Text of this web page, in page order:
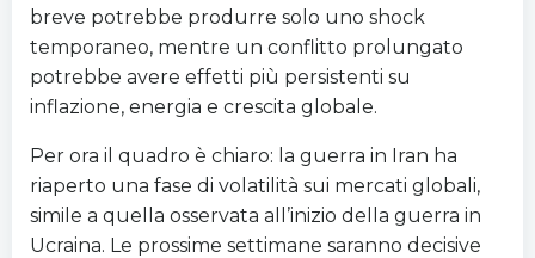
breve potrebbe produrre solo uno shock
temporaneo, mentre un conflitto prolungato
potrebbe avere effetti più persistenti su
inflazione, energia e crescita globale.
Per ora il quadro è chiaro: la guerra in Iran ha
riaperto una fase di volatilità sui mercati globali,
simile a quella osservata all’inizio della guerra in
Ucraina. Le prossime settimane saranno decisive